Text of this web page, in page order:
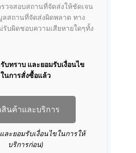
รวจสอบสถานที่จัดส่งให้ชัดเจน
ลสถานที่จัดส่งผิดพลาด ทาง
รับผิดชอบความเสียหายใดๆทั้ง
บทราบ และยอมรับเงื่อนไข
ในการสั่งซื้อแล้ว
สินค้าและบริการ
ละยอมรับเงื่อนไขในการให้
บริการก่อน)